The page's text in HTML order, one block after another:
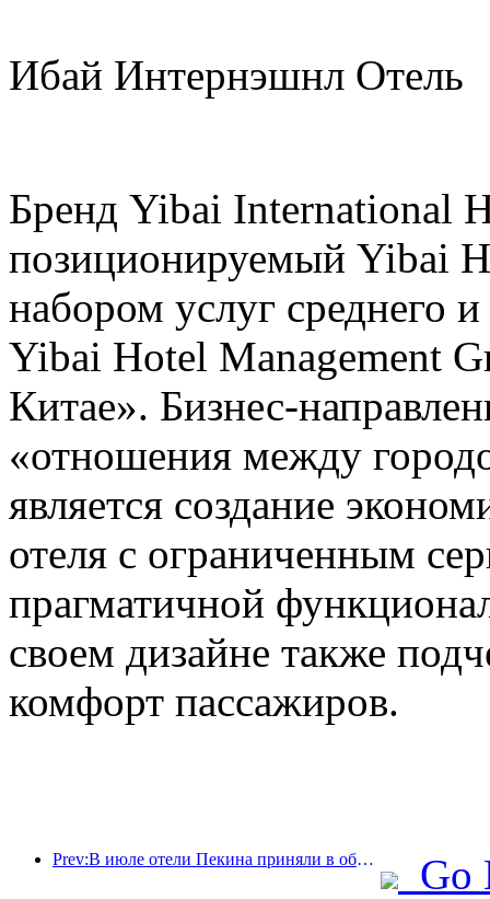
Ибай Интернэшнл Отель
Бренд Yibai International
позиционируемый Yibai
набором услуг среднего
Yibai Hotel Management
Китае». Бизнес-
«отношения между
является создание
отеля с ограниченным
прагматичной
своем дизайне также
комфорт пассажиров.
Prev:В июле отели Пекина приняли в общей сложности 9,97 миллиона туристов.
Go